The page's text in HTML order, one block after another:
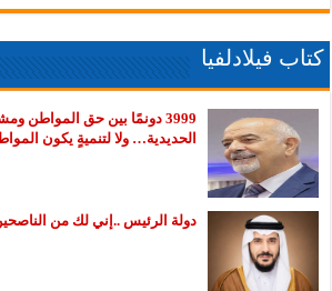
كتاب فيلادلفيا
3999 دونمًا بين حق المواطن
الحديدية… ولا لتنميةٍ يكون
دولة الرئيس ..إني لك من